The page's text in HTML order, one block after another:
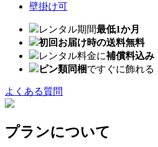
壁掛け可
レンタル期間最低1か月
初回お届け時の送料無料
レンタル料金に補償料込み
ピン類同梱ですぐに飾れる
よくある質問
プランについて